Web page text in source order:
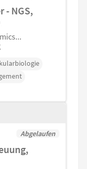
- NGS,
Abgelaufen